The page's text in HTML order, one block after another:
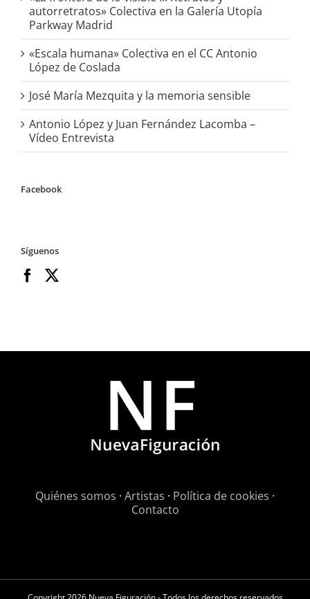
autorretratos» Colectiva en la Galería Utopía
Parkway Madrid
«Escala humana» Colectiva en el CC Antonio
López de Coslada
José María Mezquita y la memoria sensible
Antonio López y Juan Fernández Lacomba –
Vídeo Entrevista
Facebook
Síguenos
Quiénes somos · Artistas · Política de cookies ·
Contacto